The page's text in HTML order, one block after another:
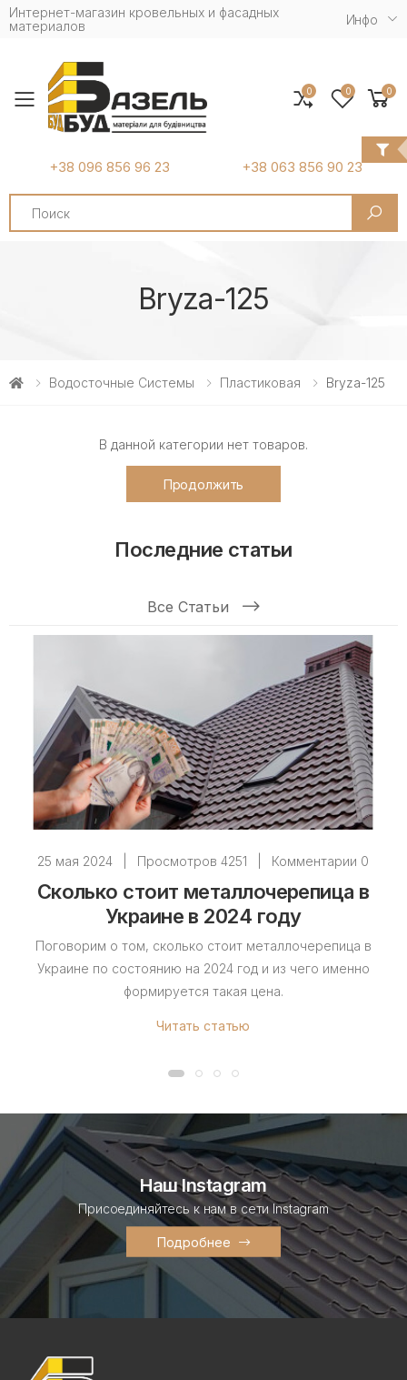
Интернет-магазин кровельных и фасадных
материалов
Инфо
Toggle mobile menu
+38 096 856 96 23 +38 063 856 90 23
Search
0 0 0
Bryza-125
Водосточные Системы Пластиковая Bryza-125
В данной категории нет товаров.
Продолжить
Последние статьи
Все Статьи
25 мая 2024 Просмотров 4251 Комментарии 0
Сколько стоит металлочерепица в
Украине в 2024 году
Поговорим о том, сколько стоит металлочерепица в
Украине по состоянию на 2024 год и из чего именно
формируется такая цена.
Читать статью
Наш Instagram
Присоединяйтесь к нам в сети Instagram
Подробнее